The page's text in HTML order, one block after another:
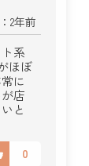
2年前
系
ほぼ
に
店
と
0